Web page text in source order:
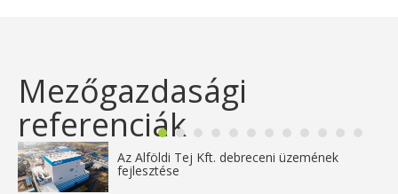
Mezőgazdasági
referenciák
Az Alföldi Tej Kft. debreceni üzemének
fejlesztése